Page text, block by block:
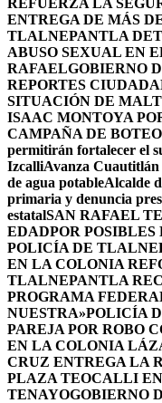
REFUERZA LA
ENTREGA DE MÁS
TLALNEPANTLA
ABUSO SEXUAL EN
RAFAELGOBIERNO
REPORTES
SITUACIÓN DE
ISAAC MONTOYA
CAMPAÑA DE
permitirán fortalecer el
IzcalliAvanza
de agua potableAlcalde
primaria y denuncia
estatalSAN RAFAEL
EDADPOR
POLICÍA DE
EN LA COLONIA
TLALNEPANTLA
PROGRAMA
NUESTRA»POLICÍA
PAREJA POR ROBO
EN LA COLONIA
CRUZ ENTREGA LA
PLAZA TEOCALLI
TENAYOGOBIERNO